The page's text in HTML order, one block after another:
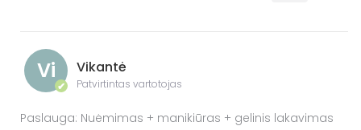
Vi
✔
Vikantė
Patvirtintas vartotojas
Paslauga: Nuėmimas + manikiūras + gelinis lakavimas